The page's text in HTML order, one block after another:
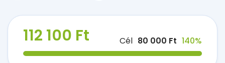
112 100 Ft Cél 80 000 Ft 140%